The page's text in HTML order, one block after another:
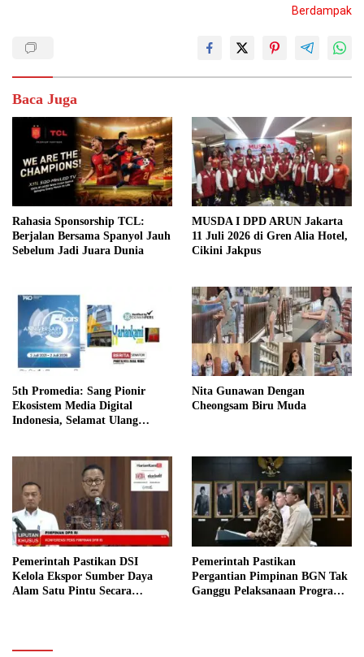
Berdampak
Baca Juga
Rahasia Sponsorship TCL:
Berjalan Bersama Spanyol Jauh
Sebelum Jadi Juara Dunia
MUSDA I DPD ARUN Jakarta
11 Juli 2026 di Gren Alia Hotel,
Cikini Jakpus
5th Promedia: Sang Pionir
Ekosistem Media Digital
Indonesia, Selamat Ulang
Nita Gunawan Dengan
Cheongsam Biru Muda
Pemerintah Pastikan DSI
Kelola Ekspor Sumber Daya
Alam Satu Pintu Secara
Pemerintah Pastikan
Pergantian Pimpinan BGN Tak
Ganggu Pelaksanaan Program